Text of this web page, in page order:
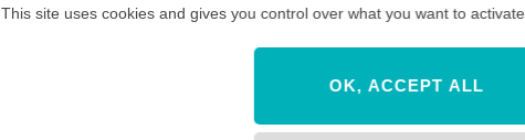
This site uses cookies and gives you control over what you want to activate
OK, ACCEPT ALL